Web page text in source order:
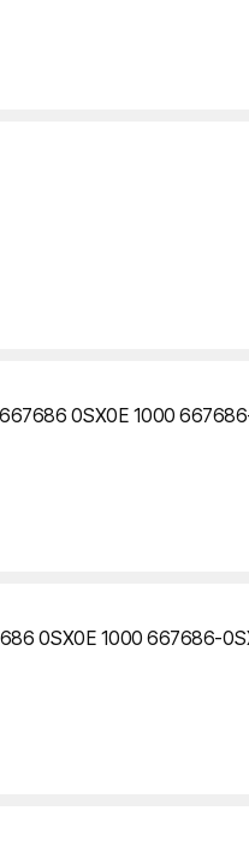
667686 0SX0E 1000
0SX0E 1000 667686-